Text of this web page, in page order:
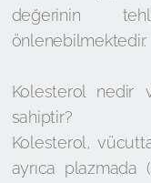
değerinin
önlenebilmektedir.
Kolesterol nedir
sahiptir?
Kolesterol,
ayrıca plazmada